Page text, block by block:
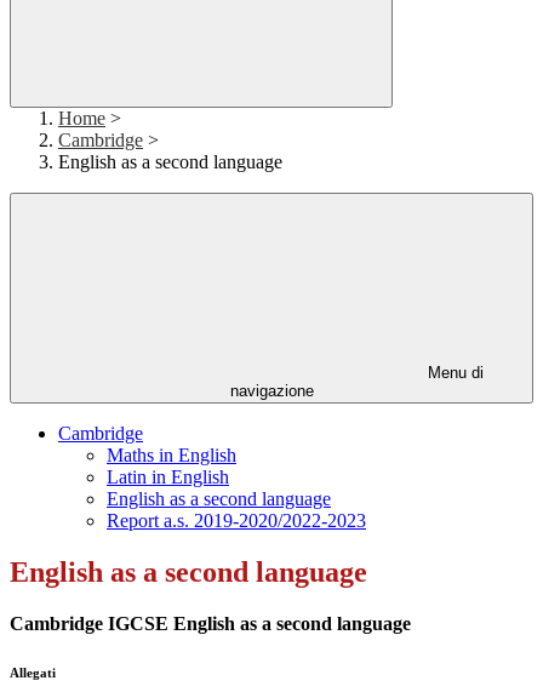
Home >
Cambridge >
English as a second language
Menu di
navigazione
Cambridge
Maths in English
Latin in English
English as a second language
Report a.s. 2019-2020/2022-2023
English as a second language
Cambridge IGCSE English as a second language
Allegati